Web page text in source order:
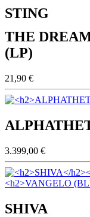
STING
THE
(LP)
21,90 €
3.399,00 €
SHIVA